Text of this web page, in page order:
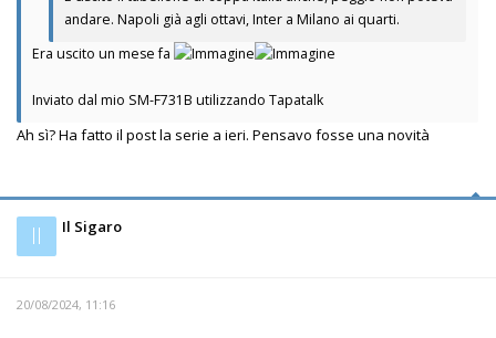
andare. Napoli già agli ottavi, Inter a Milano ai quarti.
Era uscito un mese fa
Inviato dal mio SM-F731B utilizzando Tapatalk
Ah sì? Ha fatto il post la serie a ieri. Pensavo fosse una novità
Il Il Sigaro
20/08/2024, 11:16